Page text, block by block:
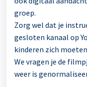
groep.
Zorg wel dat je
gesloten kanaal op
kinderen zich
We vragen je de
weer is